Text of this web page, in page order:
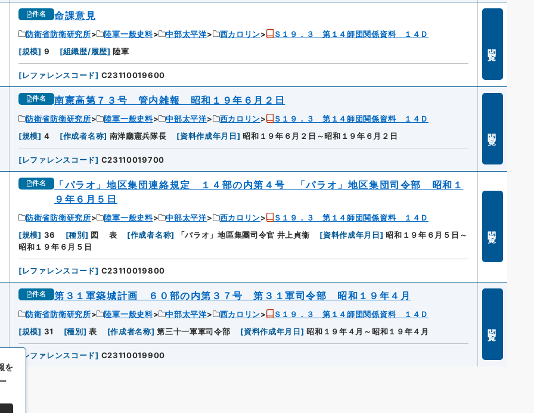
件名 命課意見
防衛省防衛研究所 陸軍一般史料 中部太平洋 西カロリン
Ｓ１９．３ 第１４師団関係資料 １４Ｄ
[規模] 9 [組織歴/履歴] 陸軍
[レファレンスコード] C23110019600
件名 南憲高第７３号 管内雑報 昭和１９年６月２日
防衛省防衛研究所 陸軍一般史料 中部太平洋 西カロリン
Ｓ１９．３ 第１４師団関係資料 １４Ｄ
[規模] 4 [作成者名称] 南洋廳憲兵隊長 [資料作成年月日] 昭和１９年６月２日～昭和１９年６月２日
[レファレンスコード] C23110019700
件名
「パラオ」地区集団連絡規定 １４部の内第４号 「パラオ」地区集団司令部 昭和１
９年６月５日
防衛省防衛研究所 陸軍一般史料 中部太平洋 西カロリン
Ｓ１９．３ 第１４師団関係資料 １４Ｄ
[規模] 36 [種別] 図 表 [作成者名称] 「パラオ」地區集團司令官 井上貞衞 [資料作成年月日] 昭和１９年６月５日～
昭和１９年６月５日
[レファレンスコード] C23110019800
件名 第３１軍築城計画 ６０部の内第３７号 第３１軍司令部 昭和１９年４月
防衛省防衛研究所 陸軍一般史料 中部太平洋 西カロリン
Ｓ１９．３ 第１４師団関係資料 １４Ｄ
[規模] 31 [種別] 表 [作成者名称] 第三十一軍軍司令部 [資料作成年月日] 昭和１９年４月～昭和１９年４月
レファレンスコード] C23110019900
を